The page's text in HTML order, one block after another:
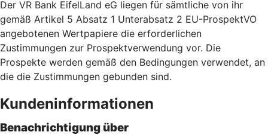
Der VR Bank EifelLand eG liegen für sämtliche von ihr
gemäß Artikel 5 Absatz 1 Unterabsatz 2 EU-ProspektVO
angebotenen Wertpapiere die erforderlichen
Zustimmungen zur Prospektverwendung vor. Die
Prospekte werden gemäß den Bedingungen verwendet, an
die die Zustimmungen gebunden sind.
Kundeninformationen
Benachrichtigung über